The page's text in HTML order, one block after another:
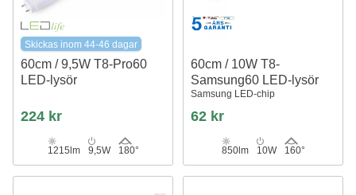
Skickas inom 44-46 dagar
60cm / 9,5W T8-Pro60
LED-lysör
224 kr
1215lm 9,5W 180°
60cm / 10W T8-
Samsung60 LED-lysör
Samsung LED-chip
62 kr
850lm 10W 160°